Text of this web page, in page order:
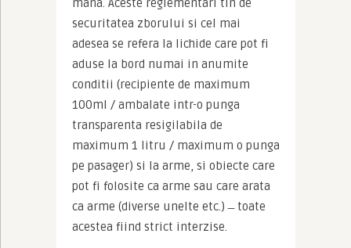
mana. Aceste reglementari tin de
securitatea zborului si cel mai
adesea se refera la lichide care pot fi
aduse la bord numai in anumite
conditii (recipiente de maximum
100ml / ambalate intr-o punga
transparenta resigilabila de
maximum 1 litru / maximum o punga
pe pasager) si la arme, si obiecte care
pot fi folosite ca arme sau care arata
ca arme (diverse unelte etc.)  ̶  toate
acestea fiind strict interzise.